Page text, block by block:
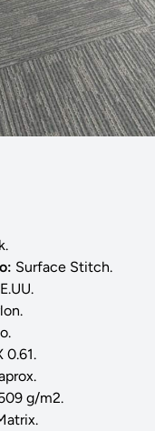
Surface Stitch.
0.61.
g/m2.